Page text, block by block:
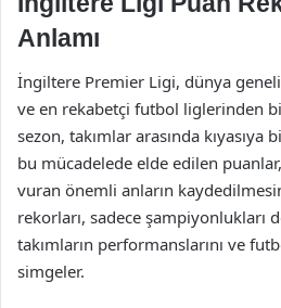
Anlamı
İngiltere Premier Ligi, dünya
ve en rekabetçi futbol liglerinden
sezon, takımlar arasında kıyasıya
bu mücadelede elde edilen
vuran önemli anların
rekorları, sadece şampiyonlukları
takımların performanslarını ve
simgeler.